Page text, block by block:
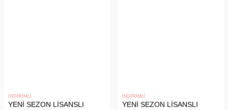
İNDİRİMLİ
YENİ SEZON LİSANSLI
İNDİRİMLİ
YENİ SEZON LİSANSLI